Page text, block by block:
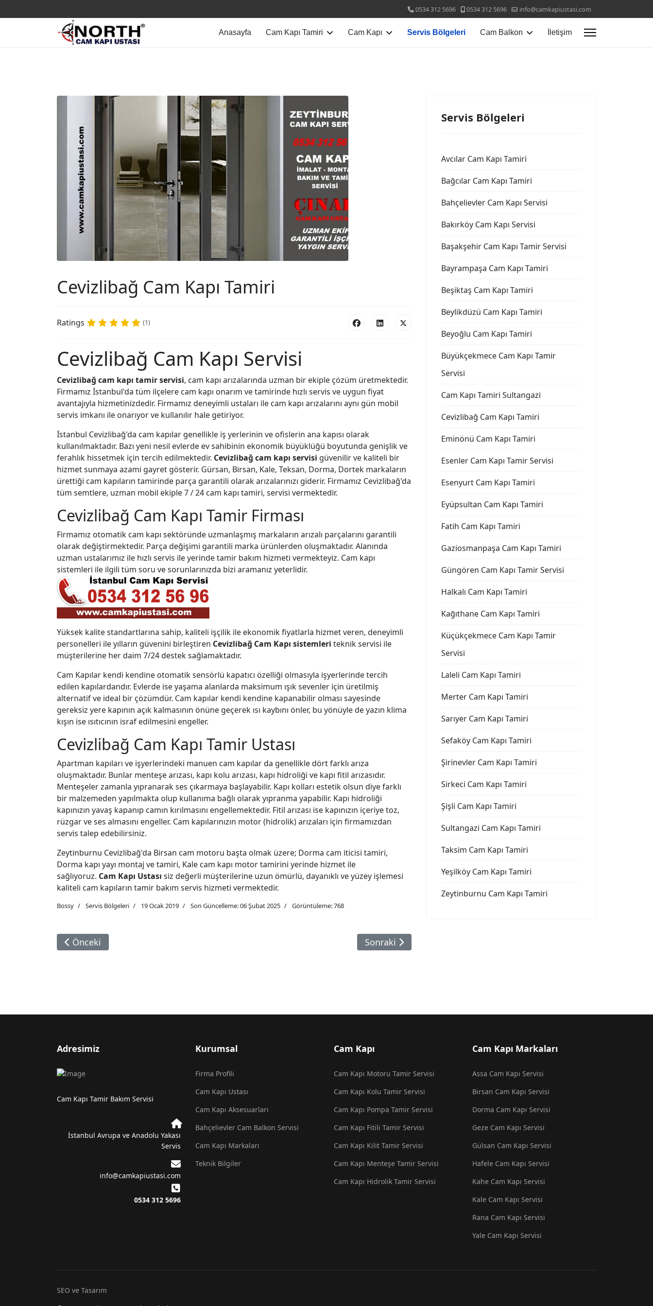
0534 312 5696 0534 312 5696 info@camkapiustasi.com
Anasayfa Cam Kapı Tamiri Cam Kapı Servis Bölgeleri Cam Balkon İletişim
Cevizlibağ Cam Kapı Tamiri
Ratings (1)
Cevizlibağ Cam Kapı Servisi
Cevizlibağ cam kapı tamir servisi, cam kapı arızalarında uzman bir ekiple çözüm üretmektedir.
Firmamız İstanbul'da tüm ilçelere cam kapı onarım ve tamirinde hızlı servis ve uygun fiyat
avantajıyla hizmetinizdedir. Firmamız deneyimli ustaları ile cam kapı arızalarını aynı gün mobil
servis imkanı ile onarıyor ve kullanılır hale getiriyor.
İstanbul Cevizlibağ'da cam kapılar genellikle iş yerlerinin ve ofislerin ana kapısı olarak
kullanılmaktadır. Bazı yeni nesil evlerde ev sahibinin ekonomik büyüklüğü boyutunda genişlik ve
ferahlık hissetmek için tercih edilmektedir. Cevizlibağ cam kapı servisi güvenilir ve kaliteli bir
hizmet sunmaya azami gayret gösterir. Gürsan, Birsan, Kale, Teksan, Dorma, Dortek markaların
ürettiği cam kapıların tamirinde parça garantili olarak arızalarınızı giderir. Firmamız Cevizlibağ'da
tüm semtlere, uzman mobil ekiple 7 / 24 cam kapı tamiri, servisi vermektedir.
Cevizlibağ Cam Kapı Tamir Firması
Firmamız otomatik cam kapı sektöründe uzmanlaşmış markaların arızalı parçalarını garantili
olarak değiştirmektedir. Parça değişimi garantili marka ürünlerden oluşmaktadır. Alanında
uzman ustalarımız ile hızlı servis ile yerinde tamir bakım hizmeti vermekteyiz. Cam kapı
sistemleri ile ilgili tüm soru ve sorunlarınızda bizi aramanız yeterlidir.
Yüksek kalite standartlarına sahip, kaliteli işçilik ile ekonomik fiyatlarla hizmet veren, deneyimli
personelleri ile yılların güvenini birleştiren Cevizlibağ Cam Kapı sistemleri teknik servisi ile
müşterilerine her daim 7/24 destek sağlamaktadır.
Cam Kapılar kendi kendine otomatik sensörlü kapatıcı özelliği olmasıyla işyerlerinde tercih
edilen kapılardandır. Evlerde ise yaşama alanlarda maksimum ışık sevenler için üretilmiş
alternatif ve ideal bir çözümdür. Cam kapılar kendi kendine kapanabilir olması sayesinde
gereksiz yere kapının açık kalmasının önüne geçerek ısı kaybını önler, bu yönüyle de yazın klima
kışın ise ısıtıcının israf edilmesini engeller.
Cevizlibağ Cam Kapı Tamir Ustası
Apartman kapıları ve işyerlerindeki manuen cam kapılar da genellikle dört farklı arıza
oluşmaktadır. Bunlar menteşe arızası, kapı kolu arızası, kapı hidroliği ve kapı fitil arızasıdır.
Menteşeler zamanla yıpranarak ses çıkarmaya başlayabilir. Kapı kolları estetik olsun diye farklı
bir malzemeden yapılmakta olup kullanıma bağlı olarak yıpranma yapabilir. Kapı hidroliği
kapınızın yavaş kapanıp camın kırılmasını engellemektedir. Fitil arızası ise kapınızın içeriye toz,
rüzgar ve ses almasını engeller. Cam kapılarınızın motor (hidrolik) arızaları için firmamızdan
servis talep edebilirsiniz.
Zeytinburnu Cevizlibağ'da Birsan cam motoru başta olmak üzere; Dorma cam iticisi tamiri,
Dorma kapı yayı montaj ve tamiri, Kale cam kapı motor tamirini yerinde hizmet ile
sağlıyoruz. Cam Kapı Ustası siz değerli müşterilerine uzun ömürlü, dayanıklı ve yüzey işlemesi
kaliteli cam kapıların tamir bakım servis hizmeti vermektedir.
Bossy Servis Bölgeleri 19 Ocak 2019 Son Güncelleme: 06 Şubat 2025 Görüntüleme: 768
Önceki Makale: Cam Kapı Tamiri Sultangazi
Önceki Sonraki Makale: Eminönü Cam Kapı Tamiri
Sonraki
Servis Bölgeleri
Avcılar Cam Kapı Tamiri
Bağcılar Cam Kapı Tamiri
Bahçelievler Cam Kapı Servisi
Bakırköy Cam Kapı Servisi
Başakşehir Cam Kapı Tamir Servisi
Bayrampaşa Cam Kapı Tamiri
Beşiktaş Cam Kapı Tamiri
Beylikdüzü Cam Kapı Tamiri
Beyoğlu Cam Kapı Tamiri
Büyükçekmece Cam Kapı Tamir
Servisi
Cam Kapı Tamiri Sultangazi
Cevizlibağ Cam Kapı Tamiri
Eminönü Cam Kapı Tamiri
Esenler Cam Kapı Tamir Servisi
Esenyurt Cam Kapı Tamiri
Eyüpsultan Cam Kapı Tamiri
Fatih Cam Kapı Tamiri
Gaziosmanpaşa Cam Kapı Tamiri
Güngören Cam Kapı Tamir Servisi
Halkalı Cam Kapı Tamiri
Kağıthane Cam Kapı Tamiri
Küçükçekmece Cam Kapı Tamir
Servisi
Laleli Cam Kapı Tamiri
Merter Cam Kapı Tamiri
Sarıyer Cam Kapı Tamiri
Sefaköy Cam Kapı Tamiri
Şirinevler Cam Kapı Tamiri
Sirkeci Cam Kapı Tamiri
Şişli Cam Kapı Tamiri
Sultangazi Cam Kapı Tamiri
Taksim Cam Kapı Tamiri
Yeşilköy Cam Kapı Tamiri
Zeytinburnu Cam Kapı Tamiri
Adresimiz
Cam Kapı Tamir Bakım Servisi
İstanbul Avrupa ve Anadolu Yakası
Servis
info@camkapiustasi.com
0534 312 5696
Kurumsal
Firma Profili
Cam Kapı Ustası
Cam Kapı Aksesuarları
Bahçelievler Cam Balkon Servisi
Cam Kapı Markaları
Teknik Bilgiler
Cam Kapı
Cam Kapı Motoru Tamir Servisi
Cam Kapı Kolu Tamir Servisi
Cam Kapı Pompa Tamir Servisi
Cam Kapı Fitili Tamir Servisi
Cam Kapı Kilit Tamir Servisi
Cam Kapı Menteşe Tamir Servisi
Cam Kapı Hidrolik Tamir Servisi
Cam Kapı Markaları
Assa Cam Kapı Servisi
Birsan Cam Kapı Servisi
Dorma Cam Kapı Servisi
Geze Cam Kapı Servisi
Gülsan Cam Kapı Servisi
Hafele Cam Kapı Servisi
Kahe Cam Kapı Servisi
Kale Cam Kapı Servisi
Rana Cam Kapı Servisi
Yale Cam Kapı Servisi
SEO ve Tasarım